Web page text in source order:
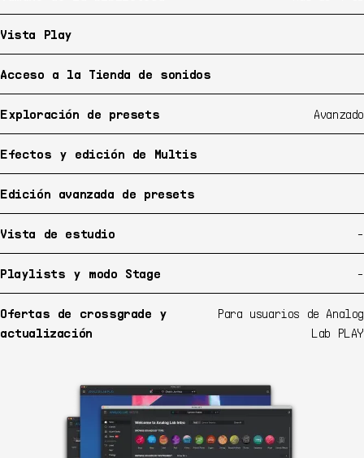
Vista Play
Acceso a la Tienda de sonidos
Exploración de presets Avanzado
Efectos y edición de Multis
Edición avanzada de presets
Vista de estudio -
Playlists y modo Stage -
Ofertas de crossgrade y
actualización
Para usuarios de Analog
Lab PLAY